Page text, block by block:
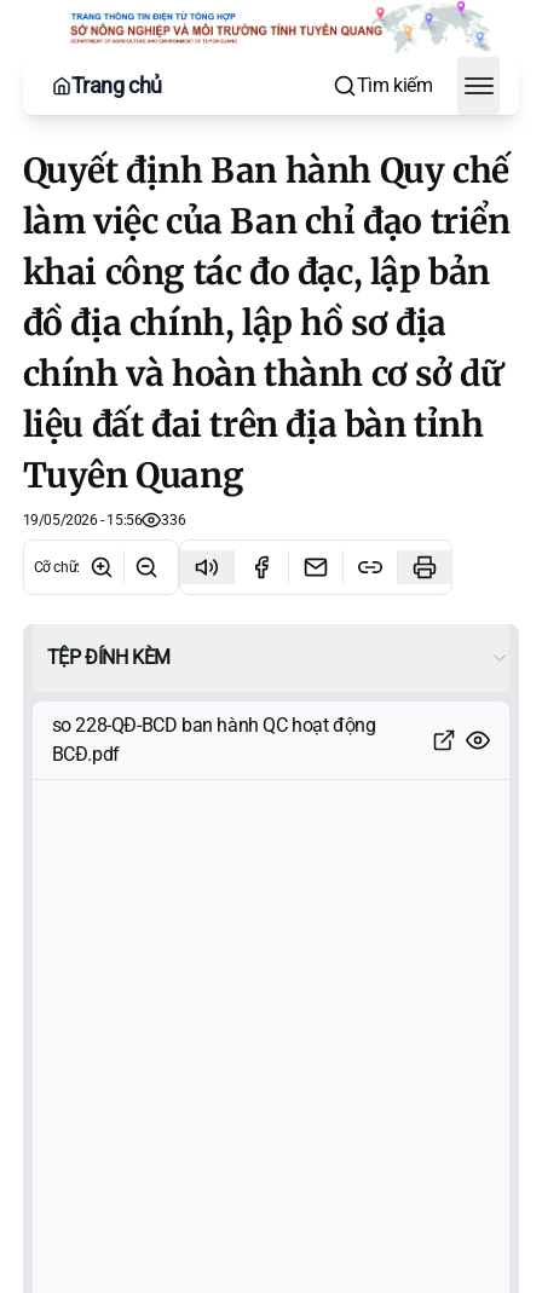
Trang chủ Tìm kiếm
Toggle
Quyết định Ban hành Quy chế
làm việc của Ban chỉ đạo triển
khai công tác đo đạc, lập bản
đồ địa chính, lập hồ sơ địa
chính và hoàn thành cơ sở dữ
liệu đất đai trên địa bàn tỉnh
Tuyên Quang
19/05/2026 - 15:56 336
Cỡ chữ:
TỆP ĐÍNH KÈM
so 228-QĐ-BCD ban hành QC hoạt động
BCĐ.pdf